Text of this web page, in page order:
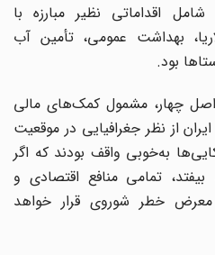
اقداماتی نظیر مبارزه با
بهداشت عمومی، تأمین آب
بود.
چهار، مشمول کمک‌‌های مالی
از نظر جغرافیایی در موقعیت
به‌خوبی واقف بودند که اگر
تمامی منافع اقتصادی و
خطر شوروی قرار خواهد